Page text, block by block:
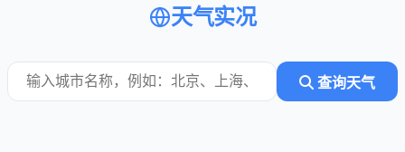
天气实况
查询天气